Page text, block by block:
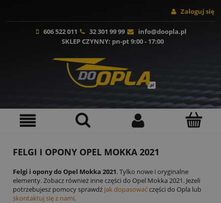
Zaloguj się
606 522 011 32 301 99 99
info@doopla.pl
SKLEP CZYNNY: pn-pt 9:00 - 17:00
FELGI I OPONY OPEL MOKKA 2021
Felgi i opony do Opel Mokka 2021. Tylko nowe i oryginalne
elementy. Zobacz również inne części do Opel Mokka 2021. Jeżeli
potrzebujesz pomocy sprawdź jak dopasowaćczęści do Opla lub
skontaktuj się z nami.